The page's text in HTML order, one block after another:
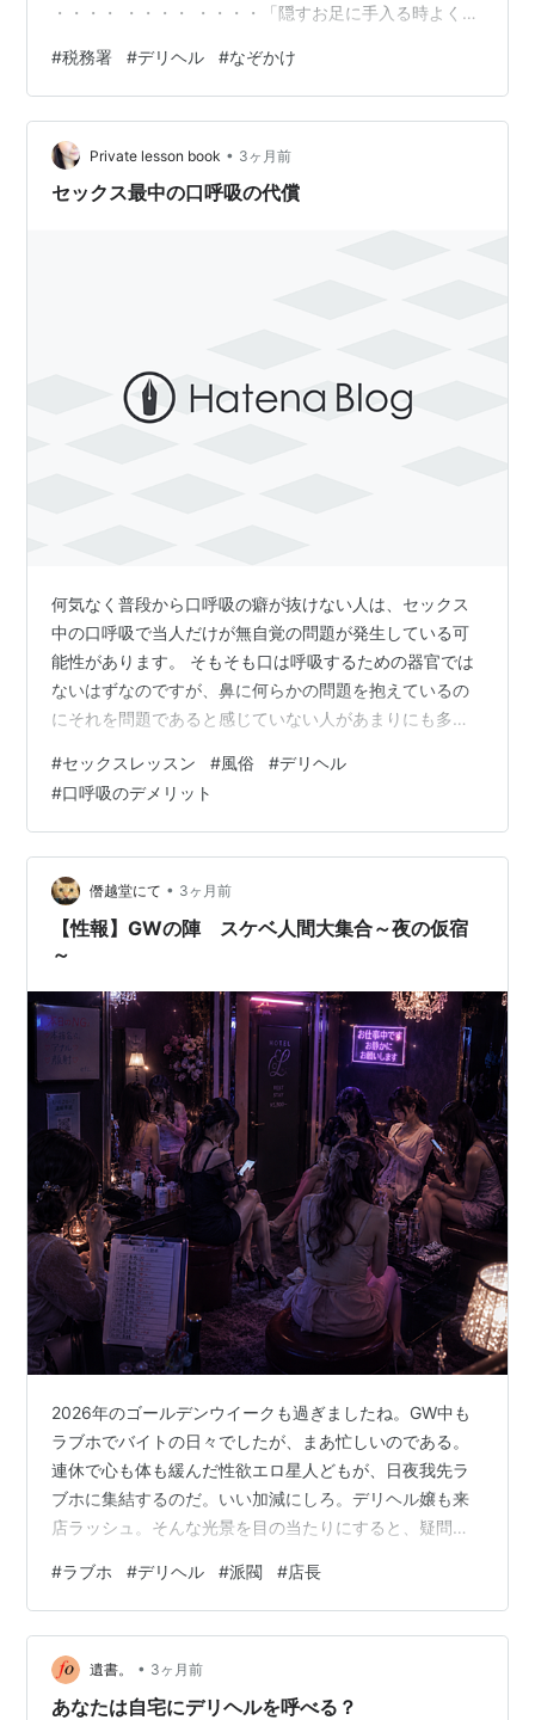
・・・・ ・・・・ ・・・・「隠すお足に手入る時よく丸
https://news.yahoo.co.jp/articles/1231277e626374c9c
6794ce12905ca9303ec2df9 税務署って、 けっこうヒ
マな職場なのかな。 【清きご一票を】人気ｂｌｏｇラン
キング（社会経済ニュース部門）に登録しています。
も…
#税務署 #デリヘル #なぞかけ
Private lesson book • 3ヶ月前
セックス最中の口呼吸の代償
何気なく普段から口呼吸の癖が抜けない人は、セックス
中の口呼吸で当人だけが無自覚の問題が発生している可
能性があります。 そもそも口は呼吸するための器官では
ないはずなのですが、鼻に何らかの問題を抱えているの
にそれを問題であると感じていない人があまりにも多い
になっている場合、口呼吸になっていることが問題だと
指摘すると、実は過去にも病院や整体などどこかで指摘
されたことがあると言う人も。 なぜ放置？！なぜ治さな
いのでしょうか？ １度ならず２度３度、繰り返し言われ
た他人からの指摘は必ず貴方の体の問題点となっていま
す。 口呼吸が常態化していると口臭や虫歯の…
#セックスレッスン #風俗 #デリヘル
#口呼吸のデメリット
僭越堂にて • 3ヶ月前
【性報】GWの陣 スケベ人間大集合～夜の仮宿
～
2026年のゴールデンウイークも過ぎましたね。GW中も
ラブホでバイトの日々でしたが、まあ忙しいのである。
連休で心も体も緩んだ性欲エロ星人どもが、日夜我先ラ
ブホに集結するのだ。いい加減にしろ。デリヘル嬢も来
店ラッシュ。そんな光景を目の当たりにすると、疑問と
か？彼女らの過酷な労働環境をより良く知るため、私も
嬢を呼んで自ら検証すべきではないか。ホテル料金は社
割だ。現場で、実際に体験するのが一番だという事を私
は知っている。フィールドワークである。 （全然関係あ
りませんが、連休中に用事があって群馬県の前橋市にい
#ラブホ #デリヘル #派閥 #店長
遺書。 • 3ヶ月前
あなたは自宅にデリヘルを呼べる？